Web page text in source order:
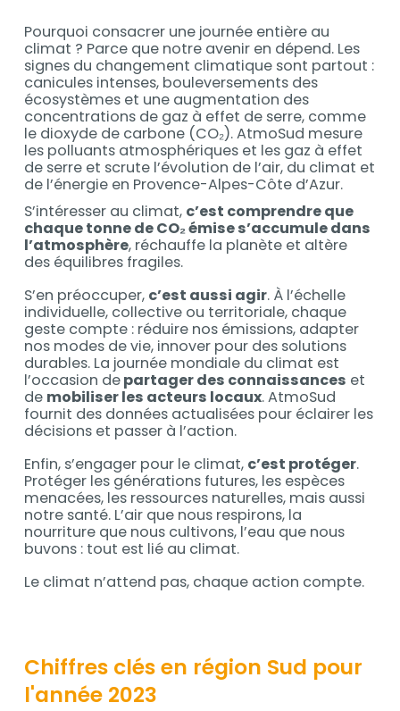
Contenu
Pourquoi consacrer une journée entière au
climat ? Parce que notre avenir en dépend. Les
signes du changement climatique sont partout :
canicules intenses, bouleversements des
écosystèmes et une augmentation des
concentrations de gaz à effet de serre, comme
le dioxyde de carbone (CO₂). AtmoSud mesure
les polluants atmosphériques et les gaz à effet
de serre et scrute l’évolution de l’air, du climat et
de l’énergie en Provence-Alpes-Côte d’Azur.
S’intéresser au climat, c’est comprendre que
chaque tonne de CO₂ émise s’accumule dans
l’atmosphère, réchauffe la planète et altère
des équilibres fragiles.
S’en préoccuper, c’est aussi agir. À l’échelle
individuelle, collective ou territoriale, chaque
geste compte : réduire nos émissions, adapter
nos modes de vie, innover pour des solutions
durables. La journée mondiale du climat est
l’occasion departager des connaissances et
de mobiliser les acteurs locaux. AtmoSud
fournit des données actualisées pour éclairer les
décisions et passer à l’action.
Enfin, s’engager pour le climat, c’est protéger.
Protéger les générations futures, les espèces
menacées, les ressources naturelles, mais aussi
notre santé. L’air que nous respirons, la
nourriture que nous cultivons, l’eau que nous
buvons : tout est lié au climat.
Le climat n’attend pas, chaque action compte.
Chiffres clés en région Sud pour
l'année 2023